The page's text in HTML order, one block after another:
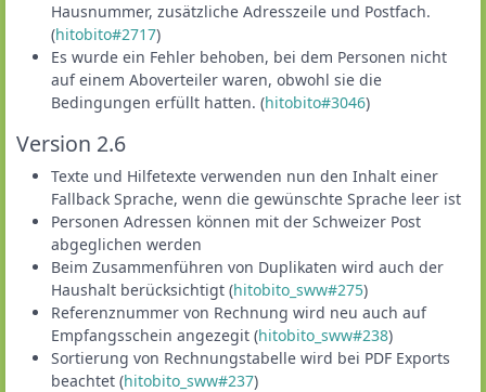
Hausnummer, zusätzliche Adresszeile und Postfach.
(hitobito#2717)
Es wurde ein Fehler behoben, bei dem Personen nicht
auf einem Aboverteiler waren, obwohl sie die
Bedingungen erfüllt hatten. (hitobito#3046)
Version 2.6
Texte und Hilfetexte verwenden nun den Inhalt einer
Fallback Sprache, wenn die gewünschte Sprache leer ist
Personen Adressen können mit der Schweizer Post
abgeglichen werden
Beim Zusammenführen von Duplikaten wird auch der
Haushalt berücksichtigt (hitobito_sww#275)
Referenznummer von Rechnung wird neu auch auf
Empfangsschein angezegit (hitobito_sww#238)
Sortierung von Rechnungstabelle wird bei PDF Exports
beachtet (hitobito_sww#237)